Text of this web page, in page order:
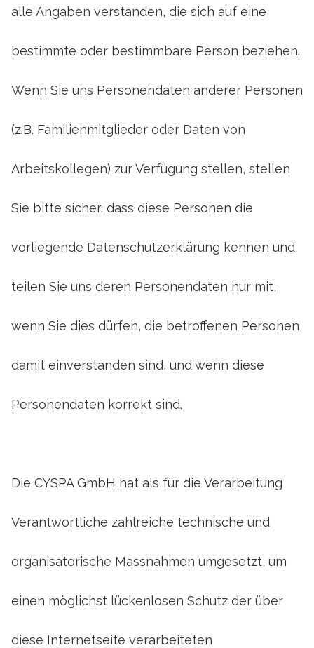
alle Angaben verstanden, die sich auf eine
bestimmte oder bestimmbare Person beziehen.
Wenn Sie uns Personendaten anderer Personen
(z.B. Familienmitglieder oder Daten von
Arbeitskollegen) zur Verfügung stellen, stellen
Sie bitte sicher, dass diese Personen die
vorliegende Datenschutzerklärung kennen und
teilen Sie uns deren Personendaten nur mit,
wenn Sie dies dürfen, die betroffenen Personen
damit einverstanden sind, und wenn diese
Personendaten korrekt sind.
Die CYSPA GmbH hat als für die Verarbeitung
Verantwortliche zahlreiche technische und
organisatorische Massnahmen umgesetzt, um
einen möglichst lückenlosen Schutz der über
diese Internetseite verarbeiteten